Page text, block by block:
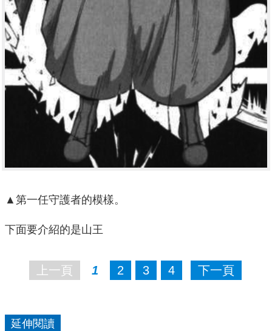
▲第一任守護者的模樣。
下面要介紹的是山王
上一頁 1 2 3 4 下一頁
延伸閱讀